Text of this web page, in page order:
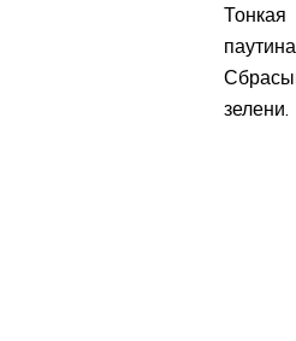
Тонкая
паутина.
зелени.